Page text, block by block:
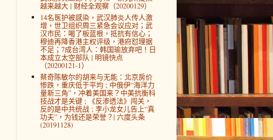
越来越大 | 财经全观察（20200129）
14名医护被感染，武汉肺炎人传人激
增，世卫组织周三紧急会议应对；武
汉市民：喝了板蓝根，抵抗有信心；
穆迪再降香港主权评级，港府怼理据
不足；7成台湾人：韩国瑜放弃吧！日
本成立太空部队 | 明镜快点
（20200121-1）
蔡奇陈敏尔的胡来与无能：北京房价
惨跌，重庆低于平均 ; 中俄伊“海洋力
量新三角”，冲着美国来？中美抗衡科
技战才是关键 ; 《反渗透法》闯关，
反的是中共统战 ; 李小龙女儿告上“真
功夫”，为钱还是荣誉？| 六度头条
(20191128)